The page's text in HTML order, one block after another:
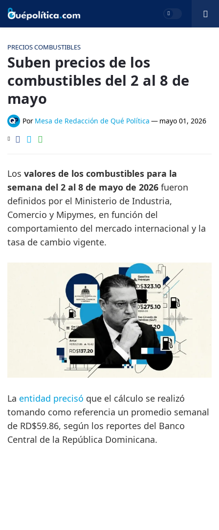
PRECIOS COMBUSTIBLES
Suben precios de los
combustibles del 2 al 8 de
mayo
Por Mesa de Redacción de Qué Política — mayo 01, 2026
Los valores de los combustibles para la
semana del 2 al 8 de mayo de 2026 fueron
definidos por el Ministerio de Industria,
Comercio y Mipymes, en función del
comportamiento del mercado internacional y la
tasa de cambio vigente.
La entidad precisó que el cálculo se realizó
tomando como referencia un promedio semanal
de RD$59.86, según los reportes del Banco
Central de la República Dominicana.